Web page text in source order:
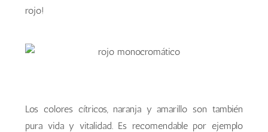
rojo!
Los colores cítricos, naranja y amarillo son también
pura vida y vitalidad. Es recomendable por ejemplo